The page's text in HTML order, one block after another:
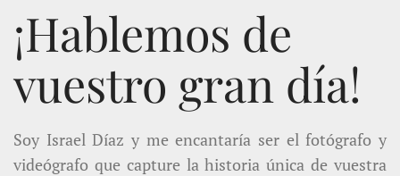
¡Hablemos de
vuestro gran día!
Soy Israel Díaz y me encantaría ser el fotógrafo y
videógrafo que capture la historia única de vuestra